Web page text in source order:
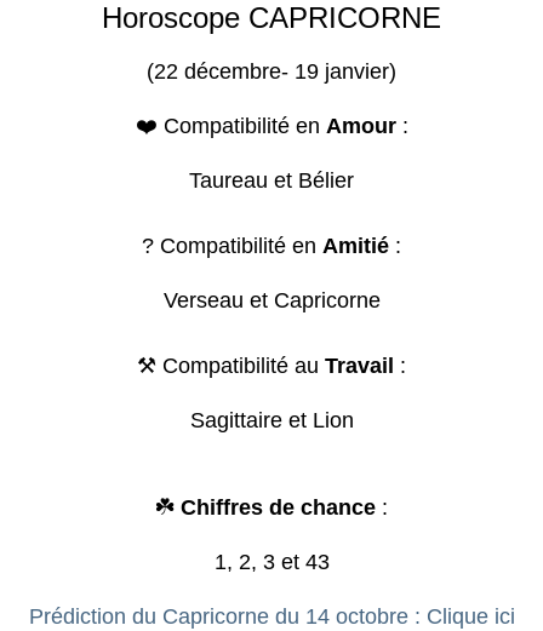
Horoscope CAPRICORNE
(22 décembre- 19 janvier)
❤️ Compatibilité en Amour:
Taureau et Bélier
? Compatibilité en Amitié :
Verseau et Capricorne
⚒️ Compatibilité au Travail :
Sagittaire et Lion
☘️ Chiffres de chance :
1, 2, 3 et 43
Prédiction du Capricorne du 14 octobre : Clique ici